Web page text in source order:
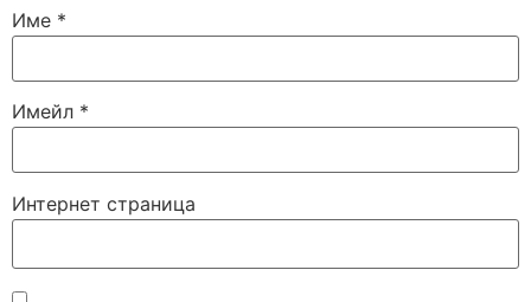
Име *
Имейл *
Интернет страница